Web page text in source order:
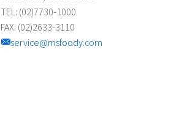
TEL: (02)7730-1000
FAX: (02)2633-3110
service@msfoody.com